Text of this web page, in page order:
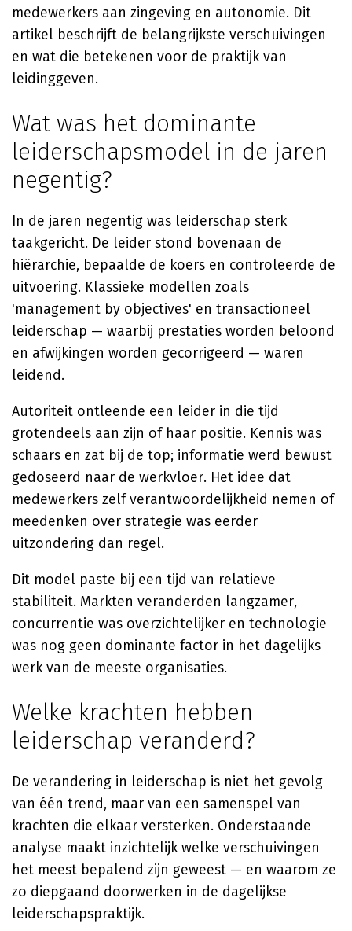
medewerkers aan zingeving en autonomie. Dit
artikel beschrijft de belangrijkste verschuivingen
en wat die betekenen voor de praktijk van
leidinggeven.
Wat was het dominante
leiderschapsmodel in de jaren
negentig?
In de jaren negentig was leiderschap sterk
taakgericht. De leider stond bovenaan de
hiërarchie, bepaalde de koers en controleerde de
uitvoering. Klassieke modellen zoals
'management by objectives' en transactioneel
leiderschap — waarbij prestaties worden beloond
en afwijkingen worden gecorrigeerd — waren
leidend.
Autoriteit ontleende een leider in die tijd
grotendeels aan zijn of haar positie. Kennis was
schaars en zat bij de top; informatie werd bewust
gedoseerd naar de werkvloer. Het idee dat
medewerkers zelf verantwoordelijkheid nemen of
meedenken over strategie was eerder
uitzondering dan regel.
Dit model paste bij een tijd van relatieve
stabiliteit. Markten veranderden langzamer,
concurrentie was overzichtelijker en technologie
was nog geen dominante factor in het dagelijks
werk van de meeste organisaties.
Welke krachten hebben
leiderschap veranderd?
De verandering in leiderschap is niet het gevolg
van één trend, maar van een samenspel van
krachten die elkaar versterken. Onderstaande
analyse maakt inzichtelijk welke verschuivingen
het meest bepalend zijn geweest — en waarom ze
zo diepgaand doorwerken in de dagelijkse
leiderschapspraktijk.